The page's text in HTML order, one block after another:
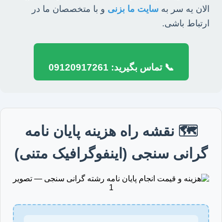
الان یه سر به سایت ما بزنی و با متخصصان ما در
ارتباط باشی.
📞 تماس بگیرید: 09120917261
🗺️ نقشه راه هزینه پایان نامه
گرانی سنجی (اینفوگرافیک متنی)